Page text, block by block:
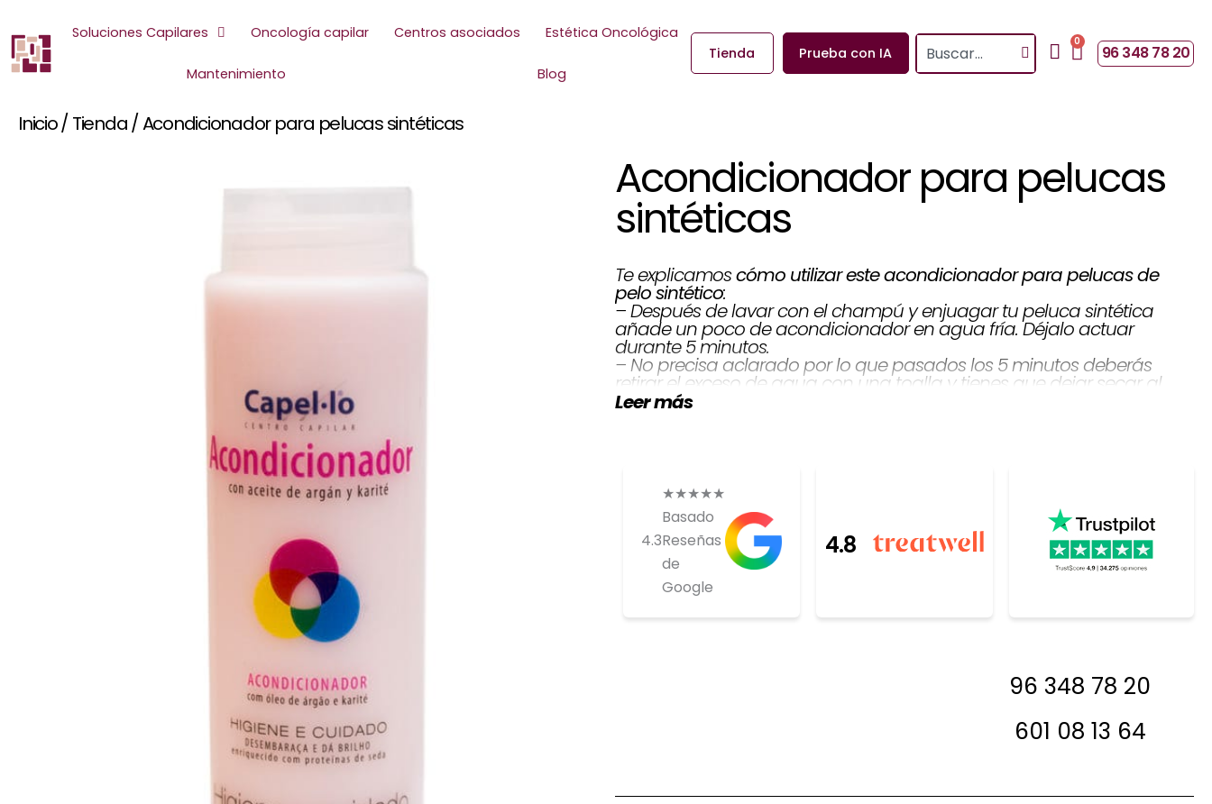
al
contenido
Soluciones Capilares Oncología capilar Centros asociados Estética Oncológica
Mantenimiento Blog
Tienda Prueba con IA Search 0
Cart96 348 78 20
Inicio/ Tienda/Acondicionador para pelucas sintéticas
Acondicionador para pelucas
sintéticas
Te explicamoscómo utilizar este acondicionador para pelucas de
pelo sintético:
– Después de lavar con el champú y enjuagar tu peluca sintética
añade un poco de acondicionador en agua fría. Déjalo actuar
durante 5 minutos.
– No precisa aclarado por lo que pasados los 5 minutos deberás
retirar el exceso de agua con una toalla y tienes que dejar secar al
aire la peluca.
Leer más
4.3
★★★★★
Basado
Reseñas
de
Google
4.8
96 348 78 20
601 08 13 64